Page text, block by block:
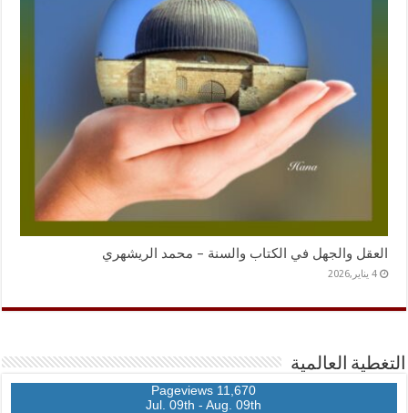
العقل والجهل في الكتاب والسنة – محمد الريشهري
4 يناير,2026
التغطية العالمية
11,670 Pageviews
Jul. 09th - Aug. 09th